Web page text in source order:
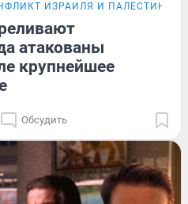
ИЗРАИЛЯ И ПАЛЕСТИНЫ
атакованы
крупнейшее
Обсудить